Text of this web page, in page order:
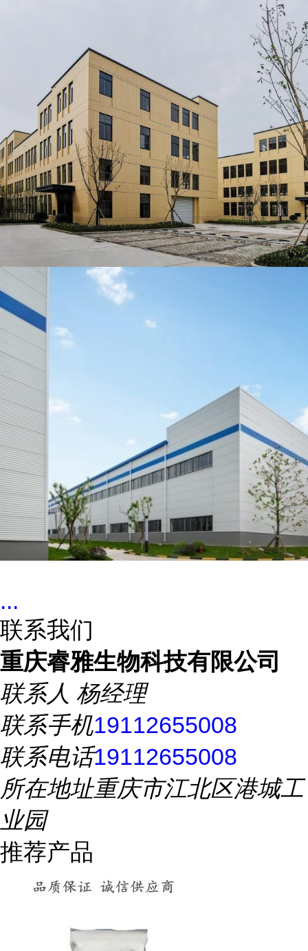
...
联系我们
重庆睿雅生物科技有限公司
联系人 杨经理
联系手机19112655008
联系电话19112655008
所在地址重庆市江北区港城工
业园
推荐产品